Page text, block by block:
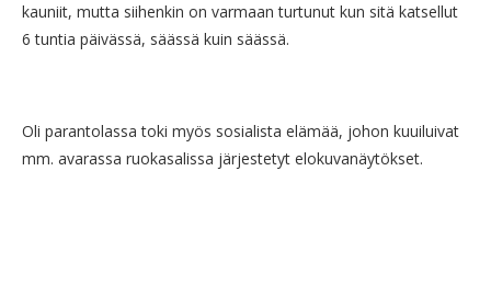
kauniit, mutta siihenkin on varmaan turtunut kun sitä katsellut
6 tuntia päivässä, säässä kuin säässä.
Oli parantolassa toki myös sosialista elämää, johon kuuiluivat
mm. avarassa ruokasalissa järjestetyt elokuvanäytökset.